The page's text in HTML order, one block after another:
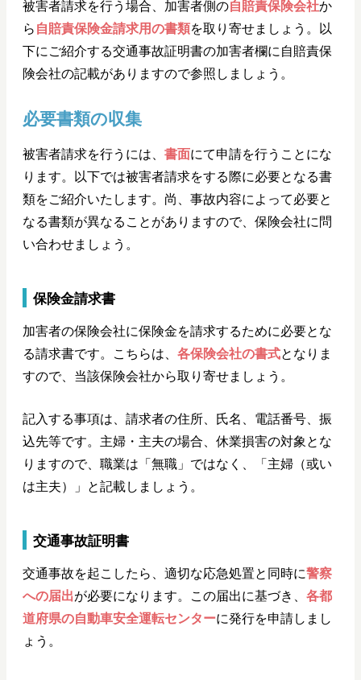
被害者請求を行う場合、加害者側の自賠責保険会社か
ら 自賠責保険金請求用の書類を取り寄せましょう。以
下にご紹介する交通事故証明書の加害者欄に自賠責保
険会社の記載がありますので参照しましょう。
必要書類の収集
被害者請求を行うには、 書面にて申請を行うことにな
ります。以下では被害者請求をする際に必要となる書
類をご紹介いたします。尚、事故内容によって必要と
なる書類が異なることがありますので、保険会社に問
い合わせましょう。
保険金請求書
加害者の保険会社に保険金を請求するために必要とな
る請求書です。こちらは、 各保険会社の書式となりま
すので、当該保険会社から取り寄せましょう。
記入する事項は、請求者の住所、氏名、電話番号、振
込先等です。主婦・主夫の場合、休業損害の対象とな
りますので、職業は「無職」ではなく、「主婦（或い
は主夫）」と記載しましょう。
交通事故証明書
交通事故を起こしたら、適切な応急処置と同時に警察
への届出が必要になります。この届出に基づき、 各都
道府県の自動車安全運転センターに発行を申請しまし
ょう。